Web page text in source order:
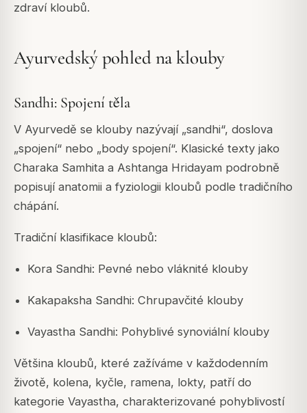
zdraví kloubů.
Ayurvedský pohled na klouby
Sandhi: Spojení těla
V Ayurvedě se klouby nazývají „sandhi“, doslova
„spojení“ nebo „body spojení“. Klasické texty jako
Charaka Samhita a Ashtanga Hridayam podrobně
popisují anatomii a fyziologii kloubů podle tradičního
chápání.
Tradiční klasifikace kloubů:
Kora Sandhi: Pevné nebo vláknité klouby
Kakapaksha Sandhi: Chrupavčité klouby
Vayastha Sandhi: Pohyblivé synoviální klouby
Většina kloubů, které zažíváme v každodenním
životě, kolena, kyčle, ramena, lokty, patří do
kategorie Vayastha, charakterizované pohyblivostí